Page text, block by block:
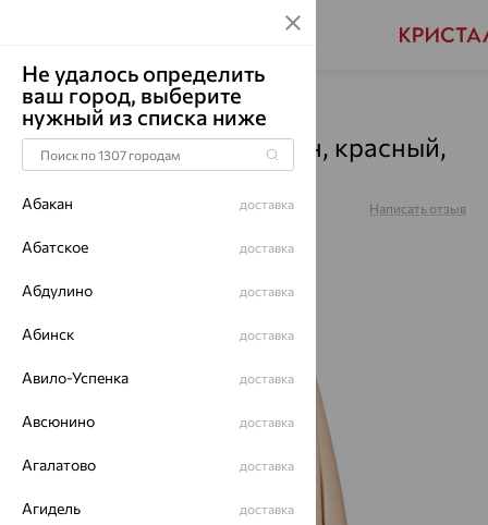
Главная Каталог Серьги Аметрин
Серьги, золото, аметрин, красный,
2-1226
Артикул: Написать отзыв
Не удалось определить
ваш город, выберите
нужный из списка ниже
Абакан доставка
Абатское доставка
Абдулино доставка
Абинск доставка
Авило-Успенка доставка
Авсюнино доставка
Агалатово доставка
Агидель доставка